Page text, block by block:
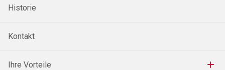
Historie
Kontakt
Ihre Vorteile